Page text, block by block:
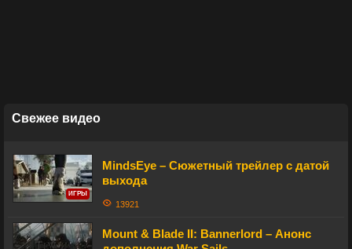
Свежее видео
ИГРЫ
MindsEye – Сюжетный трейлер с датой
выхода
13921
Mount & Blade II: Bannerlord – Анонс